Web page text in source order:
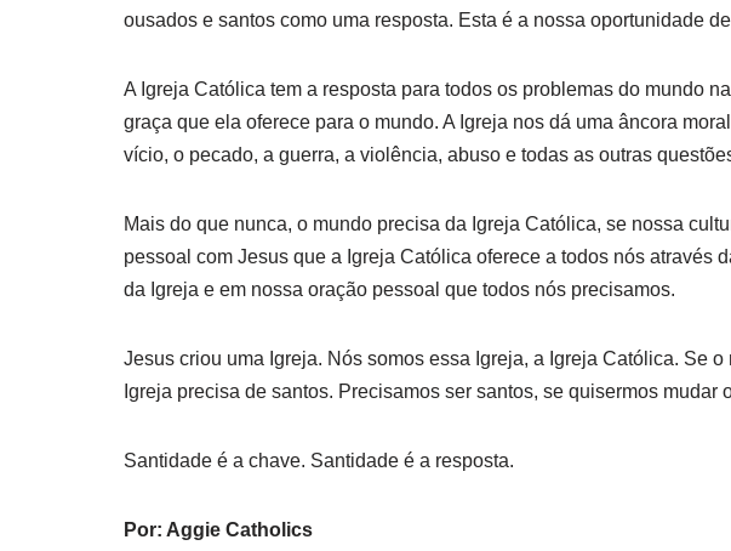
ousados e santos como uma resposta. Esta é a nossa oportunidade
A Igreja Católica tem a resposta para todos os problemas do mundo
graça que ela oferece para o mundo. A Igreja nos dá uma âncora
vício, o pecado, a guerra, a violência, abuso e todas as outras
Mais do que nunca, o mundo precisa da Igreja Católica, se nossa
pessoal com Jesus que a Igreja Católica oferece a todos nós através
da Igreja e em nossa oração pessoal que todos nós precisamos.
Jesus criou uma Igreja. Nós somos essa Igreja, a Igreja Católica. Se
Igreja precisa de santos. Precisamos ser santos, se quisermos mudar
Santidade é a chave. Santidade é a resposta.
Por: Aggie Catholics